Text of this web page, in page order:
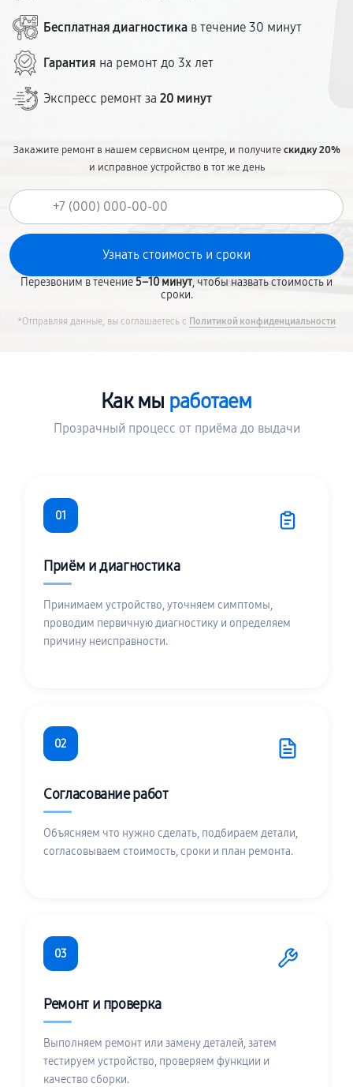
Бесплатная диагностика в течение 30 минут
Гарантия на ремонт до 3х лет
Экспресс ремонт за 20 минут
Закажите ремонт в нашем сервисном центре, и получитескидку 20%
и исправное устройство в тот же день
Перезвоним в течение5–10 минут, чтобы назвать стоимость и
сроки.
*Отправляя данные, вы соглашаетесь с Политикой конфиденциальности
Как мы работаем
Прозрачный процесс от приёма до выдачи
01
Приём и диагностика
Принимаем устройство, уточняем симптомы,
проводим первичную диагностику и определяем
причину неисправности.
02
Согласование работ
Объясняем что нужно сделать, подбираем детали,
согласовываем стоимость, сроки и план ремонта.
03
Ремонт и проверка
Выполняем ремонт или замену деталей, затем
тестируем устройство, проверяем функции и
качество сборки.